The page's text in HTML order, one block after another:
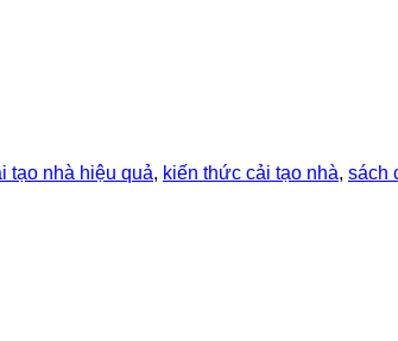
tạo nhà hiệu quả, kiến thức cải tạo nhà, sách